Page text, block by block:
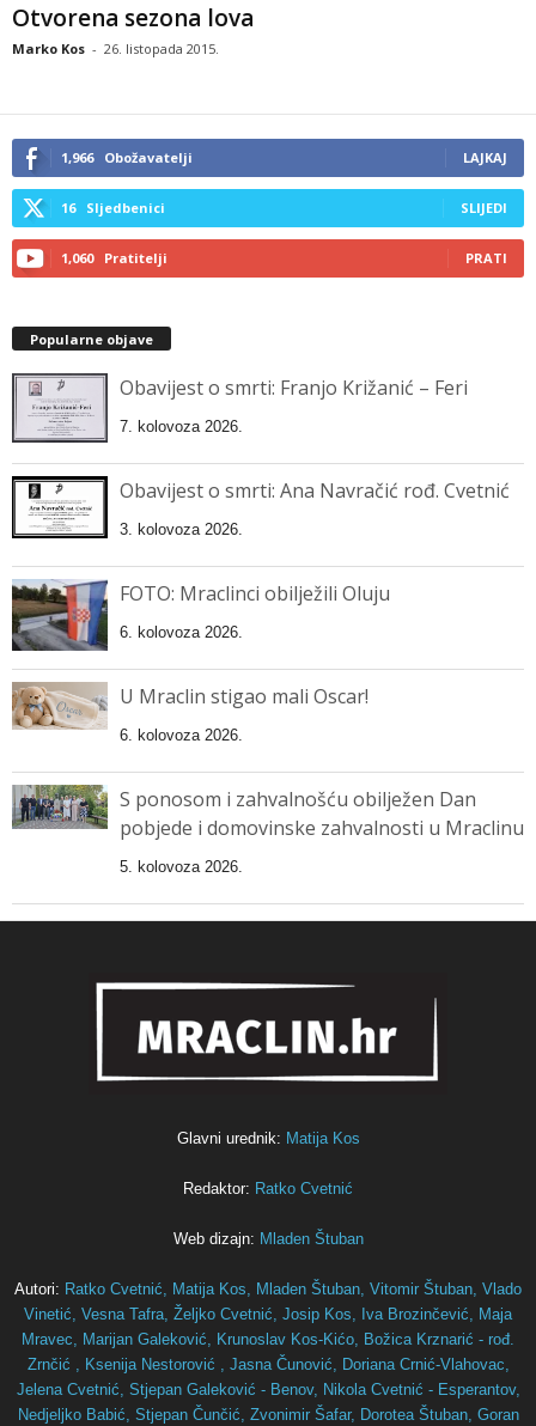
Otvorena sezona lova
Marko Kos - 26. listopada 2015.
1,966 Obožavatelji LAJKAJ
16 Sljedbenici SLIJEDI
1,060 Pratitelji PRATI
Popularne objave
Obavijest o smrti: Franjo Križanić – Feri
7. kolovoza 2026.
Obavijest o smrti: Ana Navračić rođ. Cvetnić
3. kolovoza 2026.
FOTO: Mraclinci obilježili Oluju
6. kolovoza 2026.
U Mraclin stigao mali Oscar!
6. kolovoza 2026.
S ponosom i zahvalnošću obilježen Dan
pobjede i domovinske zahvalnosti u Mraclinu
5. kolovoza 2026.
Glavni urednik: Matija Kos
Redaktor: Ratko Cvetnić
Web dizajn: Mladen Štuban
Autori: Ratko Cvetnić, Matija Kos, Mladen Štuban, Vitomir Štuban, Vlado
Vinetić, Vesna Tafra, Željko Cvetnić, Josip Kos, Iva Brozinčević,
Maja
Mravec,
Marijan Galeković, Krunoslav Kos-Kićo,
Božica Krznarić - rođ.
Zrnčić ,
Ksenija Nestorović , Jasna Čunović,
Doriana Crnić-Vlahovac,
Jelena Cvetnić, Stjepan Galeković - Benov, Nikola Cvetnić - Esperantov,
Nedjeljko Babić, Stjepan Čunčić, Zvonimir Šafar, Dorotea Štuban, Goran